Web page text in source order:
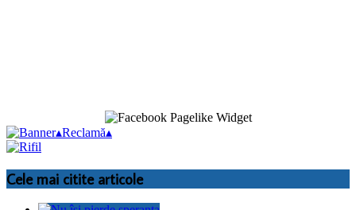
▴Reclamă▴
Cele mai citite articole